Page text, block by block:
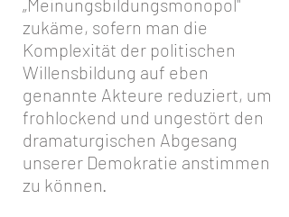
„Meinungsbildungsmonopol"
zukäme, sofern man die
Komplexität der politischen
Willensbildung auf eben
genannte Akteure reduziert, um
frohlockend und ungestört den
dramaturgischen Abgesang
unserer Demokratie anstimmen
zu können.